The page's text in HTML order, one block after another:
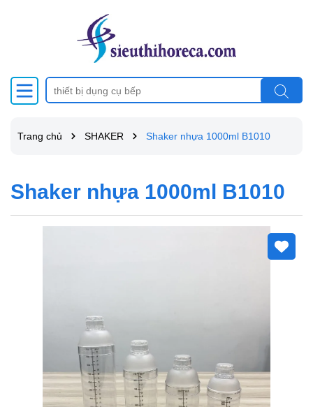
Trang chủ SHAKER Shaker nhựa 1000ml B1010
Shaker nhựa 1000ml B1010